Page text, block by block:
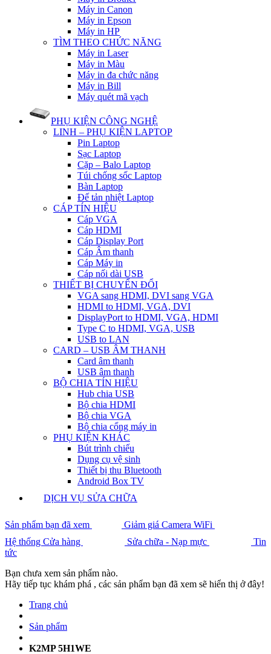
Máy in Canon
Máy in Epson
Máy in HP
TÌM THEO CHỨC NĂNG
Máy in Laser
Máy in Màu
Máy in đa chức năng
Máy in Bill
Máy quét mã vạch
PHỤ KIỆN CÔNG NGHỆ
LINH – PHỤ KIỆN LAPTOP
Pin Laptop
Sạc Laptop
Cặp – Balo Laptop
Túi chống sốc Laptop
Bàn Laptop
Đế tản nhiệt Laptop
CÁP TÍN HIỆU
Cáp VGA
Cáp HDMI
Cáp Display Port
Cáp Âm thanh
Cáp Máy in
Cáp nối dài USB
THIẾT BỊ CHUYỂN ĐỔI
VGA sang HDMI, DVI sang VGA
HDMI to HDMI, VGA, DVI
DisplayPort to HDMI, VGA, HDMI
Type C to HDMI, VGA, USB
USB to LAN
CARD – USB ÂM THANH
Card âm thanh
USB âm thanh
BỘ CHIA TÍN HIỆU
Hub chia USB
Bộ chia HDMI
Bộ chia VGA
Bộ chia cổng máy in
PHỤ KIỆN KHÁC
Bút trình chiếu
Dụng cụ vệ sinh
Thiết bị thu Bluetooth
Android Box TV
DỊCH VỤ SỬA CHỮA
Sản phẩm bạn đã xem
Giảm giá Camera WiFi
Hệ thống Cửa hàng
Sửa chữa - Nạp mực
Tin
tức
Bạn chưa xem sản phẩm nào.
Hãy tiếp tục khám phá , các sản phẩm bạn đã xem sẽ hiển thị ở đây!
Trang chủ
Sản phẩm
K2MP 5H1WE